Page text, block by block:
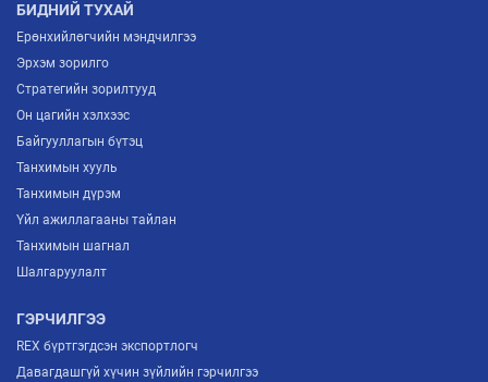
БИДНИЙ ТУХАЙ
Ерөнхийлөгчийн мэндчилгээ
Эрхэм зорилго
Стратегийн зорилтууд
Он цагийн хэлхээс
Байгууллагын бүтэц
Танхимын хууль
Танхимын дүрэм
Үйл ажиллагааны тайлан
Танхимын шагнал
Шалгаруулалт
ГЭРЧИЛГЭЭ
REX бүртгэгдсэн экспортлогч
Давагдашгүй хүчин зүйлийн гэрчилгээ